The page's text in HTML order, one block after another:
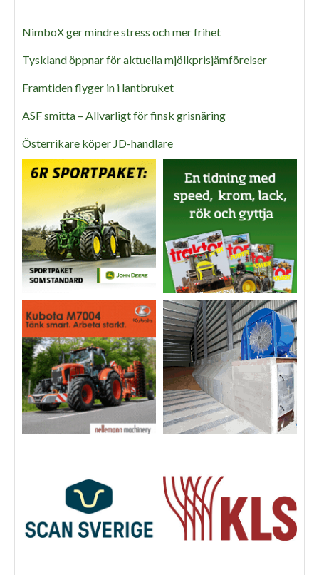
NimboX ger mindre stress och mer frihet
Tyskland öppnar för aktuella mjölkprisjämförelser
Framtiden flyger in i lantbruket
ASF smitta – Allvarligt för finsk grisnäring
Österrikare köper JD-handlare